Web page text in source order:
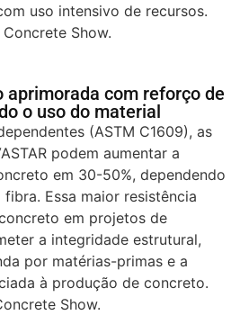
uso intensivo de recursos.
Show.
aprimorada com reforço de
o uso do material
(ASTM C1609), as
podem aumentar a
em 30-50%, dependendo
Essa maior resistência
em projetos de
a integridade estrutural,
por matérias-primas e a
à produção de concreto.
Show.